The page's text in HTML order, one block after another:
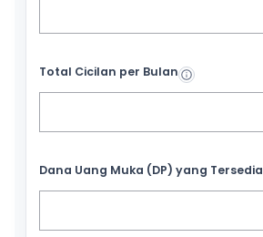
Total Cicilan per Bulan
Dana Uang Muka (DP) yang Tersedia